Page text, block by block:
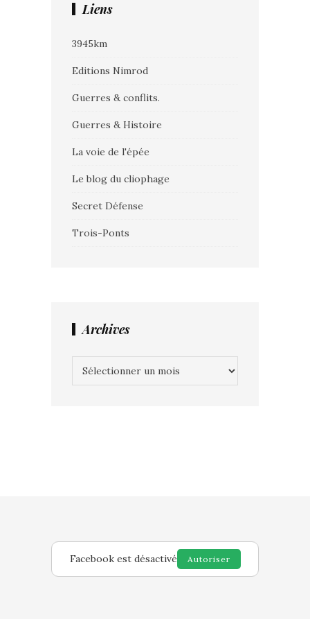
Liens
3945km
Editions Nimrod
Guerres & conflits.
Guerres & Histoire
La voie de l'épée
Le blog du cliophage
Secret Défense
Trois-Ponts
Archives
Facebook est désactivé Autoriser